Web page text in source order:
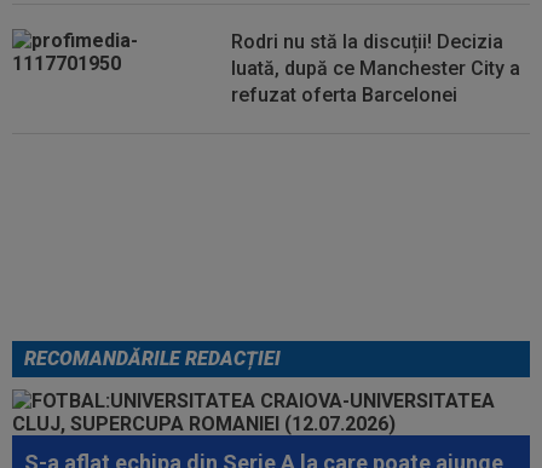
Rodri nu stă la discuții! Decizia
luată, după ce Manchester City a
refuzat oferta Barcelonei
RECOMANDĂRILE REDACȚIEI
S-a aflat echipa din Serie A la care poate ajunge